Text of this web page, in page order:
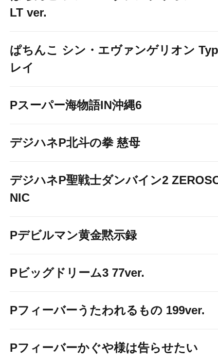
LT ver.
ぱちんこ シン・エヴァンゲリオン
レイ
Pスーパー海物語IN沖縄6
デジハネP北斗の拳 慈母
デジハネP聖戦士ダンバイン2
NIC
Pデビルマン黄金黙示録
Pビッグドリーム3 77ver.
Pフィーバーうたわれるもの 199ver.
Pフィーバーかぐや様は告らせたい